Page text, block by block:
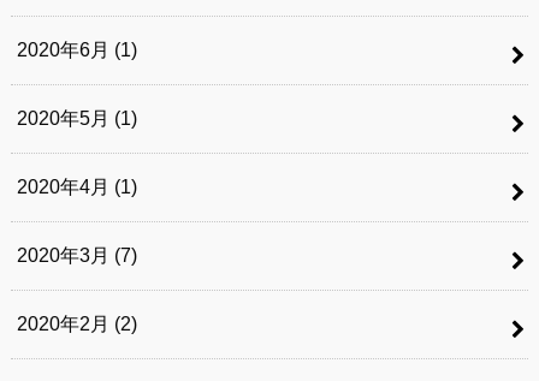
2020年6月 (1)
2020年5月 (1)
2020年4月 (1)
2020年3月 (7)
2020年2月 (2)